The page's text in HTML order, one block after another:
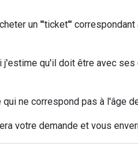
un '''ticket'''
qu'il doit être avec
ne correspond pas à l'âge
votre demande et vous